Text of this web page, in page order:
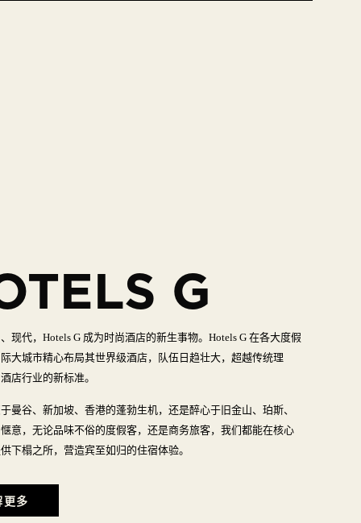
G
现代， Hotels G 成为时尚酒店的新生事物。 Hotels G 在各大度假
大城市精心布局其世界级酒店，队伍日趋壮大，超越传统理
店行业的新标准。
曼谷、新加坡、香港的蓬勃生机，还是醉心于旧金山、珀斯、
意，无论品味不俗的度假客，还是商务旅客，我们都能在核心
下榻之所，营造宾至如归的住宿体验。
多